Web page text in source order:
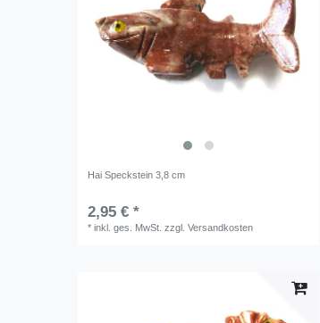
Hai Speckstein 3,8 cm
2,95 € *
*inkl. ges. MwSt. zzgl.Versandkosten